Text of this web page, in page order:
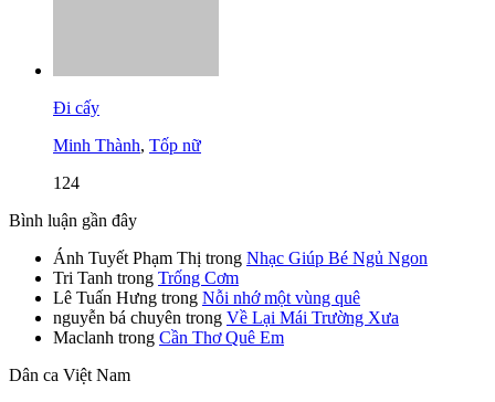
Đi cấy
Minh Thành, Tốp nữ
124
Bình luận gần đây
Ánh Tuyết Phạm Thị trong Nhạc Giúp Bé Ngủ Ngon
Tri Tanh trong Trống Cơm
Lê Tuấn Hưng trong Nỗi nhớ một vùng quê
nguyễn bá chuyên trong Về Lại Mái Trường Xưa
Maclanh trong Cần Thơ Quê Em
Dân ca Việt Nam